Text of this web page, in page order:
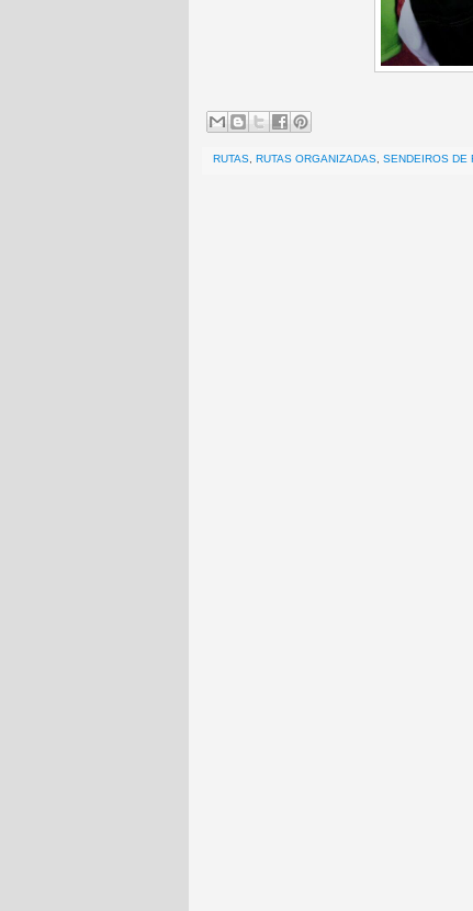
RUTAS RUTAS ORGANIZADAS SENDEIROS DE